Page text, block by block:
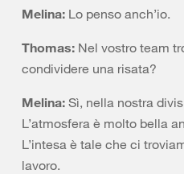
Melina: Lo penso anch’io.
Thomas: Nel vostro team
condividere una risata?
Melina: Sì, nella nostra
L’atmosfera è molto bella
L’intesa è tale che ci
lavoro.